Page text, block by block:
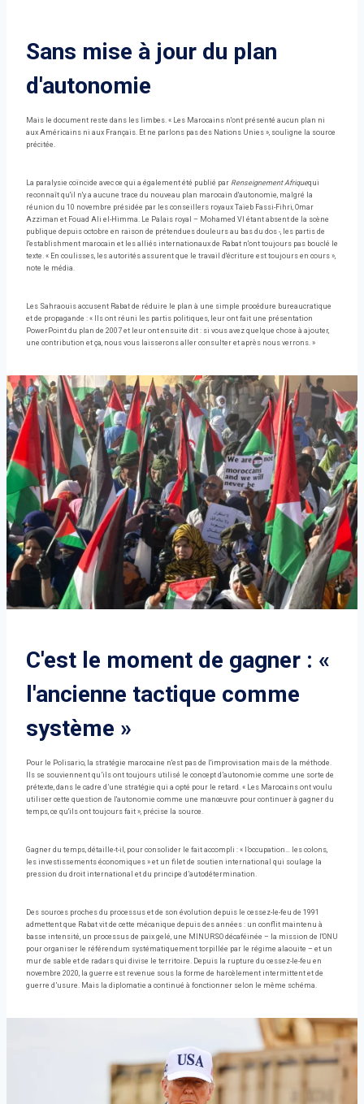
Sans mise à jour du plan
d'autonomie
Mais le document reste dans les limbes. « Les Marocains n'ont présenté aucun plan ni
aux Américains ni aux Français. Et ne parlons pas des Nations Unies », souligne la source
précitée.
La paralysie coïncide avec ce qui a également été publié par Renseignement Afriquequi
reconnaît qu'il n'y a aucune trace du nouveau plan marocain d'autonomie, malgré la
réunion du 10 novembre présidée par les conseillers royaux Taïeb Fassi-Fihri, Omar
Azziman et Fouad Ali el-Himma. Le Palais royal – Mohamed VI étant absent de la scène
publique depuis octobre en raison de prétendues douleurs au bas du dos -, les partis de
l'establishment marocain et les alliés internationaux de Rabat n'ont toujours pas bouclé le
texte. « En coulisses, les autorités assurent que le travail d'écriture est toujours en cours »,
note le média.
Les Sahraouis accusent Rabat de réduire le plan à une simple procédure bureaucratique
et de propagande : « Ils ont réuni les partis politiques, leur ont fait une présentation
PowerPoint du plan de 2007 et leur ont ensuite dit : si vous avez quelque chose à ajouter,
une contribution et ça, nous vous laisserons aller consulter et après nous verrons. »
C'est le moment de gagner : «
l'ancienne tactique comme
système »
Pour le Polisario, la stratégie marocaine n'est pas de l'improvisation mais de la méthode.
Ils se souviennent qu’ils ont toujours utilisé le concept d’autonomie comme une sorte de
prétexte, dans le cadre d’une stratégie qui a opté pour le retard. « Les Marocains ont voulu
utiliser cette question de l'autonomie comme une manœuvre pour continuer à gagner du
temps, ce qu'ils ont toujours fait », précise la source.
Gagner du temps, détaille-t-il, pour consolider le fait accompli : « l’occupation… les colons,
les investissements économiques » et un filet de soutien international qui soulage la
pression du droit international et du principe d’autodétermination.
Des sources proches du processus et de son évolution depuis le cessez-le-feu de 1991
admettent que Rabat vit de cette mécanique depuis des années : un conflit maintenu à
basse intensité, un processus de paix gelé, une MINURSO décaféinée – la mission de l'ONU
pour organiser le référendum systématiquement torpillée par le régime alaouite – et un
mur de sable et de radars qui divise le territoire. Depuis la rupture du cessez-le-feu en
novembre 2020, la guerre est revenue sous la forme de harcèlement intermittent et de
guerre d’usure. Mais la diplomatie a continué à fonctionner selon le même schéma.